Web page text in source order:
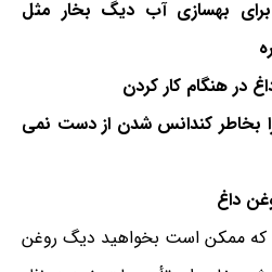
برای بهسازی آب دیگ بخار مثل
بخاطر کندانس شدن از دست نمی
که ممکن است بخواهید دیگ روغن